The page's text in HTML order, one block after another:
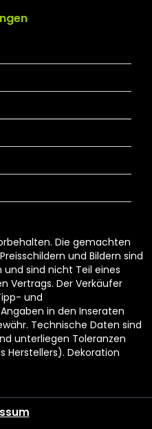
Die gemachten
und Bildern sind
sind nicht Teil eines
Vertrags. Der Verkäufer
und
in den Inseraten
Technische Daten sind
unterliegen Toleranzen
Herstellers). Dekoration